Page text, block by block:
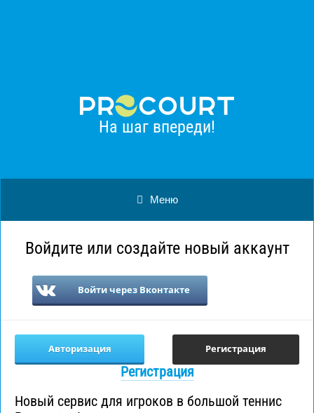
На шаг впереди!
Меню
Войдите или создайте новый аккаунт
Войти через Вконтакте
Авторизация Регистрация
Регистрация
Новый сервис для игроков в большой теннис